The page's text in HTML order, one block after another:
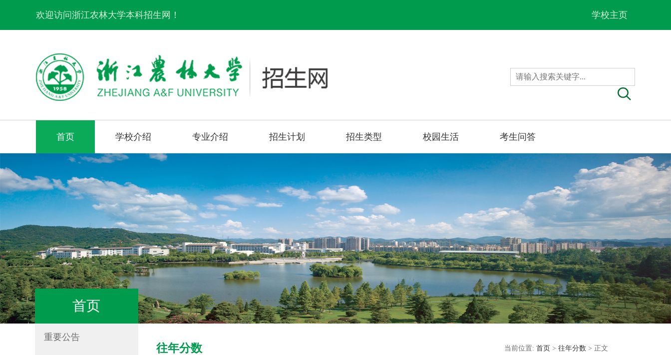
欢迎访问浙江农林大学本科招生网！ 学校主页
首页 学校介绍 专业介绍 招生计划 招生类型 校园生活 考生问答
首页
重要公告
往年分数 当前位置: 首页 > 往年分数 > 正文